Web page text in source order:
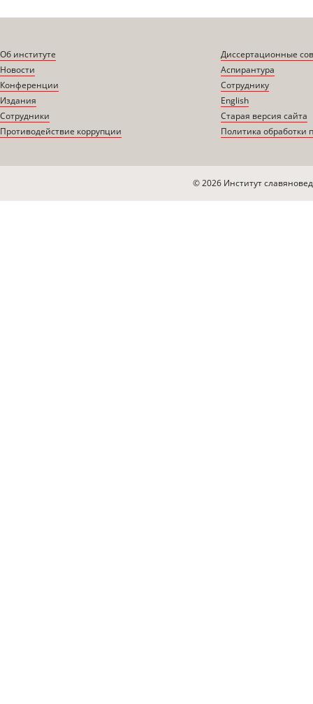
Об институте
Новости
Конференции
Издания
Сотрудники
Противодействие коррупции
Диссертационные
Аспирантура
Сотруднику
English
Старая версия сайта
Политика обработки
© 2026 Институт